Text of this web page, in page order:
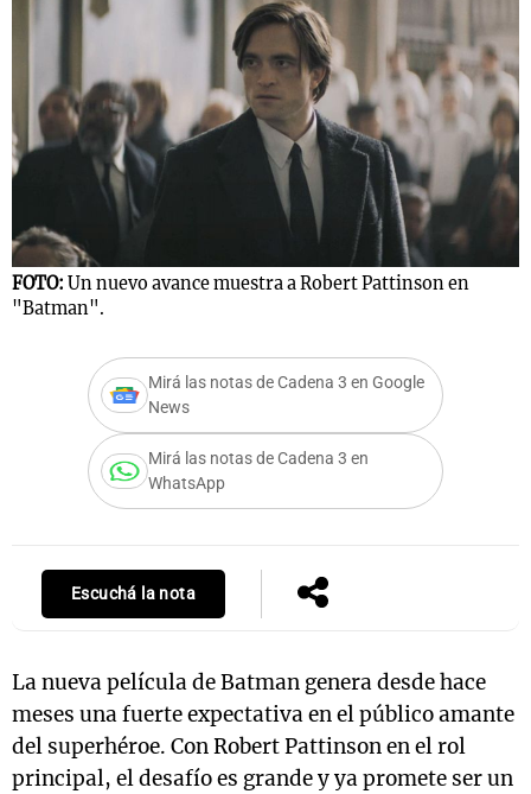
FOTO: Un nuevo avance muestra a Robert Pattinson en
"Batman".
Mirá las notas de Cadena 3 en Google
News
Mirá las notas de Cadena 3 en
WhatsApp
Escuchá la nota
La nueva película de Batman genera desde hace
meses una fuerte expectativa en el público amante
del superhéroe. Con Robert Pattinson en el rol
principal, el desafío es grande y ya promete ser un
Notas
Notas